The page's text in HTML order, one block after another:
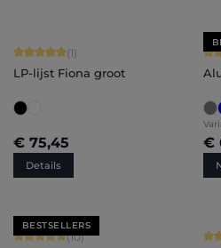
Gemiddelde waardering van 5 van 5
(1)
LP-lijst Fiona groot
€ 75,45
Details
€
BESTSELLERS
Gemiddelde waardering van 5 van 5
(10)